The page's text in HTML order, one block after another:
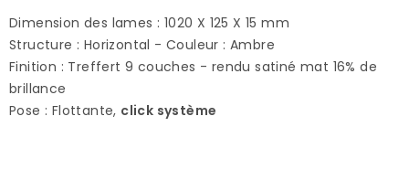
Dimension des lames : 1020 X 125 X 15 mm
Structure : Horizontal - Couleur : Ambre
Finition : Treffert 9 couches - rendu satiné mat 16% de
brillance
Pose : Flottante, click système